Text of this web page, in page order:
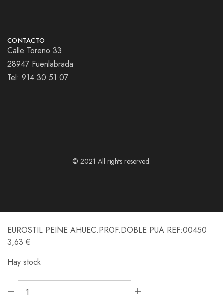
CONTACTO
Calle Toreno 33
28947 Fuenlabrada
Tel: 914 30 51 07
© 2021 All rights reserved.
EUROSTIL PEINE AHUEC.PROF.DOBLE PUA REF:00450
3,63 €
Hay stock